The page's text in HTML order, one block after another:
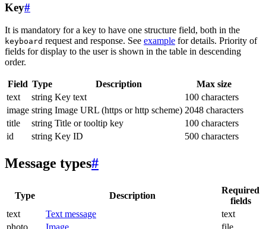
Key#
It is mandatory for a key to have one structure field, both in the
keyboard request and response. See example for details. Priority of
fields for display to the user is shown in the table in descending
order.
Field Type Description
Max size
text
string Key text
100 characters
image string Image URL (https or http scheme) 2048 characters
title
string Title or tooltip key
100 characters
id
string Key ID 500 characters
Message types#
Type Description
Required
fields
text
Text message
text